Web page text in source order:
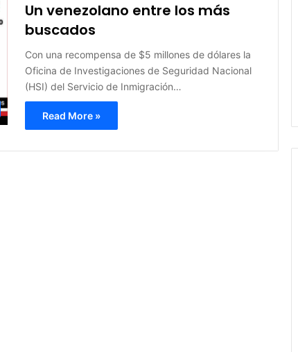
Un venezolano entre los más
buscados
Con una recompensa de $5 millones de dólares la
Oficina de Investigaciones de Seguridad Nacional
(HSI) del Servicio de Inmigración…
Read More »